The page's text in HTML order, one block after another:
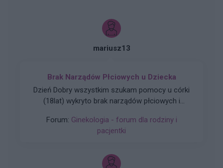
mariusz13
Brak Narządów Płciowych u Dziecka
Dzień Dobry wszystkim szukam pomocy u córki
(18lat) wykryto brak narządów płciowych i
plastyka namiary godnego polecenia nie za
miliony Dziękuję
Forum: Ginekologia - forum dla rodziny i
pacjentki